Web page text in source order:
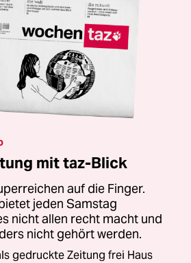
mit taz-Blick
auf die Finger.
jeden Samstag
nicht allen recht macht und
nicht gehört werden.
gedruckte Zeitung frei Haus